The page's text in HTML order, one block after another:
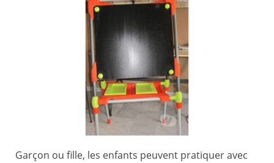
Garçon ou fille, les enfants peuvent pratiquer avec